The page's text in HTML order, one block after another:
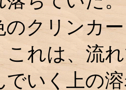
のクリンカ
これは、流
でいく上の